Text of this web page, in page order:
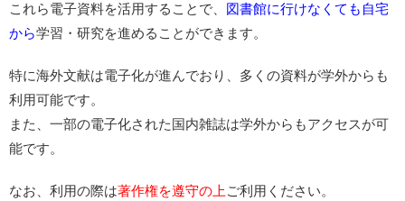
これら電子資料を活用することで、 図書館に行けなくても自宅
から学習・研究を進めることができます。
特に海外文献は電子化が進んでおり、多くの資料が学外からも
利用可能です。
また、一部の電子化された国内雑誌は学外からもアクセスが可
能です。
なお、利用の際は著作権を遵守の上ご利用ください。